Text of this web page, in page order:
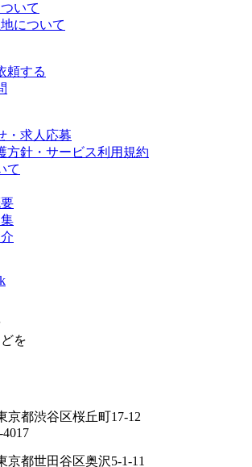
いて
について
頼する
・求人応募
方針・サービス利用規約
て
を
京都渋谷区桜丘町17-12
京都世田谷区奥沢5-1-11